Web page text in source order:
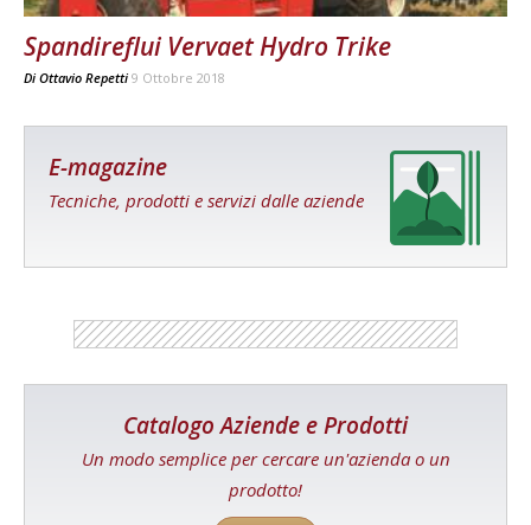
Spandireflui Vervaet Hydro Trike
Di Ottavio Repetti 9 Ottobre 2018
E-magazine
Tecniche, prodotti e servizi dalle aziende
Catalogo Aziende e Prodotti
Un modo semplice per cercare un'azienda o un
prodotto!